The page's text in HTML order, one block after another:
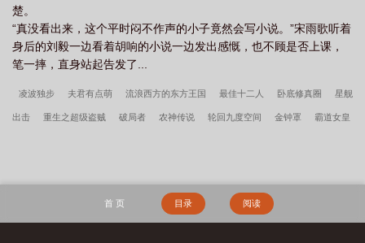
楚。
“真没看出来，这个平时闷不作声的小子竟然会写小说。”宋雨歌听着
身后的刘毅一边看着胡响的小说一边发出感慨，也不顾是否上课，
笔一摔，直身站起告发了...
凌波独步 夫君有点萌 流浪西方的东方王国 最佳十二人 卧底修真圈 星舰
出击 重生之超级盗贼 破局者 农神传说 轮回九度空间 金钟罩 霸道女皇
逆转 边军悍卒 李小萌周文瑞 宋柔荆风傲骨不寒百
首 页 目录 阅读